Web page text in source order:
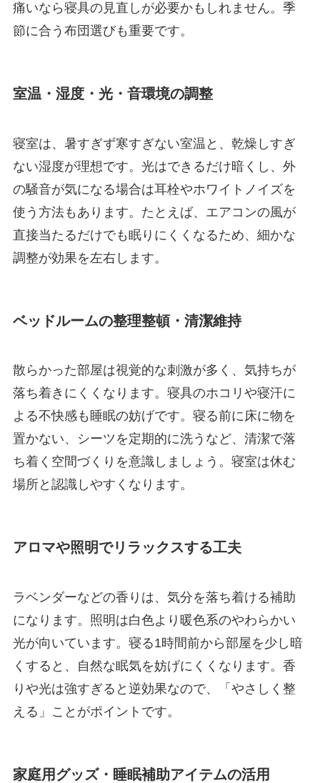
痛いなら寝具の見直しが必要かもしれません。季
節に合う布団選びも重要です。
室温・湿度・光・音環境の調整
寝室は、暑すぎず寒すぎない室温と、乾燥しすぎ
ない湿度が理想です。光はできるだけ暗くし、外
の騒音が気になる場合は耳栓やホワイトノイズを
使う方法もあります。たとえば、エアコンの風が
直接当たるだけでも眠りにくくなるため、細かな
調整が効果を左右します。
ベッドルームの整理整頓・清潔維持
散らかった部屋は視覚的な刺激が多く、気持ちが
落ち着きにくくなります。寝具のホコリや寝汗に
よる不快感も睡眠の妨げです。寝る前に床に物を
置かない、シーツを定期的に洗うなど、清潔で落
ち着く空間づくりを意識しましょう。寝室は休む
場所と認識しやすくなります。
アロマや照明でリラックスする工夫
ラベンダーなどの香りは、気分を落ち着ける補助
になります。照明は白色より暖色系のやわらかい
光が向いています。寝る1時間前から部屋を少し暗
くすると、自然な眠気を妨げにくくなります。香
りや光は強すぎると逆効果なので、「やさしく整
える」ことがポイントです。
家庭用グッズ・睡眠補助アイテムの活用